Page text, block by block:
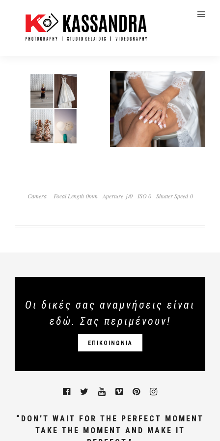
Camera Focal Length 0mm Aperture ƒ/0 ISO 0 Shutter Speed 0
Οι δικές σας αναμνήσεις είναι
εδώ. Σας περιμένουν!
ΕΠΙΚΟΙΝΩΝΙΑ
“DON’T WAIT FOR THE PERFECT MOMENT
TAKE THE MOMENT AND MAKE IT